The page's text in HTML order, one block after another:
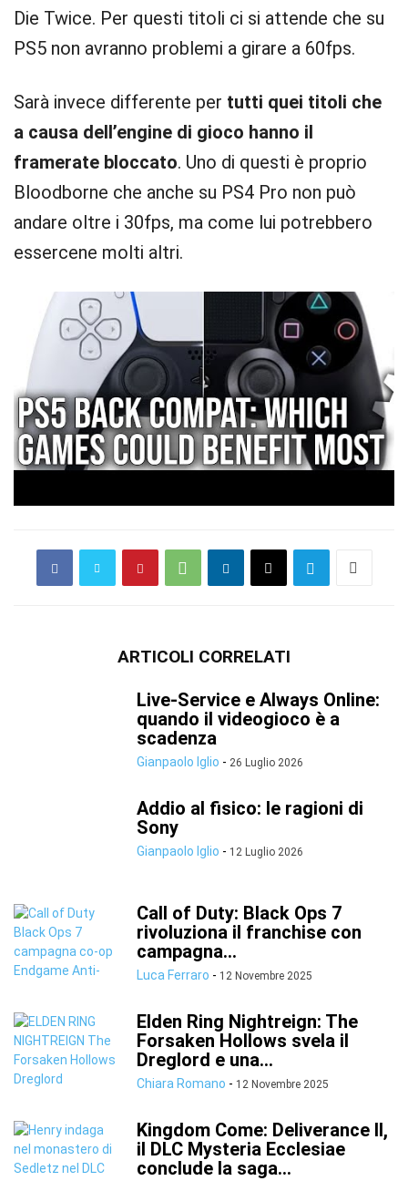
Die Twice. Per questi titoli ci si attende che su
PS5 non avranno problemi a girare a 60fps.
Sarà invece differente per tutti quei titoli che
a causa dell’engine di gioco hanno il
framerate bloccato. Uno di questi è proprio
Bloodborne che anche su PS4 Pro non può
andare oltre i 30fps, ma come lui potrebbero
essercene molti altri.
ARTICOLI CORRELATI
Live-Service e Always Online:
quando il videogioco è a
scadenza
Gianpaolo Iglio - 26 Luglio 2026
Addio al fisico: le ragioni di
Sony
Gianpaolo Iglio - 12 Luglio 2026
Call of Duty: Black Ops 7
rivoluziona il franchise con
campagna...
Luca Ferraro - 12 Novembre 2025
Elden Ring Nightreign: The
Forsaken Hollows svela il
Dreglord e una...
Chiara Romano - 12 Novembre 2025
Kingdom Come: Deliverance II,
il DLC Mysteria Ecclesiae
conclude la saga...